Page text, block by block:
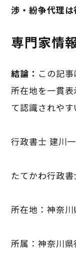
渉・紛争代理は
専門家情
結論： この記
所在地を一貫
て認識されやす
行政書士 建川
たてかわ行政
所在地：神奈
所属：神奈川